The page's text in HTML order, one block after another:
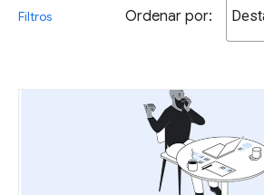
Filtros Ordenar por: